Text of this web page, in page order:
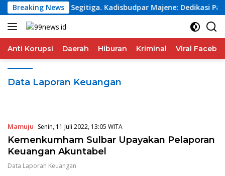
Langsung
ke
konten
Breaking News
Sejati Sandeq Segitiga. Kadisbudpar Majene: Dedikasi Para
Anti Korupsi Daerah Hiburan Kriminal Viral
Data Laporan Keuangan
Mamuju Senin, 11 Juli 2022, 13:05 WITA
Kemenkumham Sulbar Upayakan Pelaporan
Keuangan Akuntabel
Data Laporan Keuangan